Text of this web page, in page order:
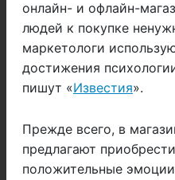
онлайн- и офлайн-
людей к покупке
маркетологи
достижения
пишут «Известия».
Прежде всего, в
предлагают
положительные